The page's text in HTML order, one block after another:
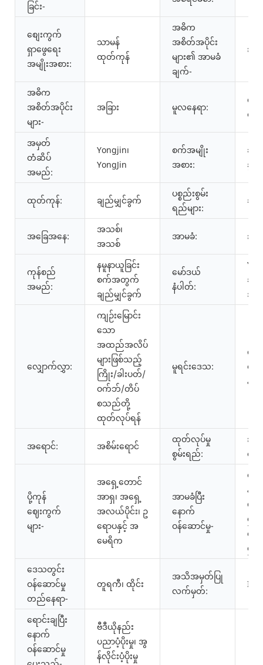
ခြင်း-
စျေးကွက်
ရှာဖွေရေး
အမျိုးအစား:
သာမန်
ထုတ်ကုန်
အဓိက
အစိတ်အပိုင်း
များ၏ အာမခံ
ချက်-
၃
အဓိက
အစိတ်အပိုင်း
များ-
အခြား မူလနေရာ:
ကွမ်
တ
အမှတ်
တံဆိပ်
အမည်:
Yongjin၊
YongJin
စက်အမျိုး
အစား:
ချ
ခွက်
ထုတ်ကုန်: ချည်မျှင်ခွက်
ပစ္စည်းစွမ်း
ရည်များ:
ချ
အခြေအနေ:
အသစ်၊
အသစ်
အာမခံ: ၃
ကုန်စည်
အမည်:
နမူနာယူခြင်း
စက်အတွက်
ချည်မျှင်ခွက်
မော်ဒယ်
နံပါတ်:
YJ-2
ချ
အုံ
လျှောက်လွှာ:
ကျဉ်းမြောင်း
သော
အထည်အလိပ်
များဖြစ်သည့်
ကြိုး/ခါးပတ်/
ဝက်ဘ်/တိပ်
စသည်တို့
ထုတ်လုပ်ရန်
မူရင်းဒေသ:
ကွမ်
တ
နိုင်ငံ
အရောင်: အစိမ်းရောင်
ထုတ်လုပ်မှု
စွမ်းရည်:
၃၀
တ
ပို့ကုန်
ဈေးကွက်
များ-
အရှေ့တောင်
အာရှ၊ အရှေ့
အလယ်ပိုင်း၊ ဥ
ရောပနှင့် အ
မေရိက
အာမခံပြီး
နောက်
ဝန်ဆောင်မှု-
ဗီဒီ
နည်
ပည
မှု၊
လိုင်
မှု
ဒေသတွင်း
ဝန်ဆောင်မှု
တည်နေရာ-
တူရကီ၊ ထိုင်း
အသိအမှတ်ပြု
လက်မှတ်:
ရောင်းချပြီး
နောက်
ဝန်ဆောင်မှု
ဗီဒီယိုနည်း
ပညာပံ့ပိုးမှု၊ အွ
န်လိုင်းပံ့ပိုးမှု